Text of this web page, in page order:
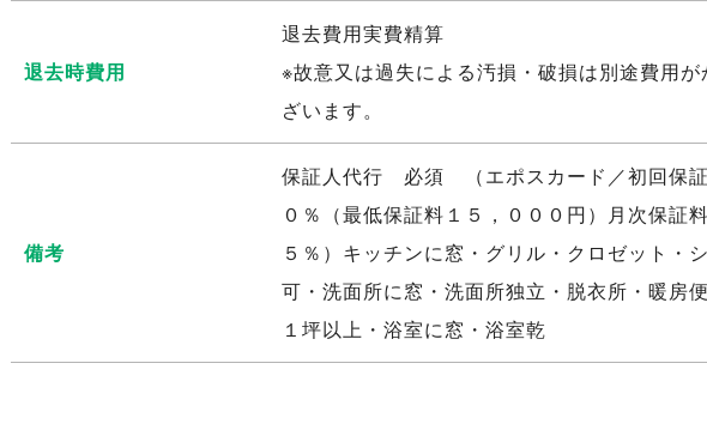
退去時費用
退去費用実費精算
※故意又は過失による汚損・破損は別途費用
ざいます。
備考
保証人代行 必須 （エポスカード／初回保
０％（最低保証料１５，０００円）月次保証
５％）キッチンに窓・グリル・クロゼット・
可・洗面所に窓・洗面所独立・脱衣所・暖房
１坪以上・浴室に窓・浴室乾